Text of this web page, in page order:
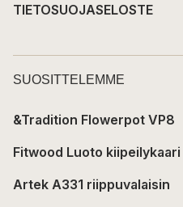
TIETOSUOJASELOSTE
SUOSITTELEMME
&Tradition Flowerpot VP8
Fitwood Luoto kiipeilykaari
Artek A331 riippuvalaisin